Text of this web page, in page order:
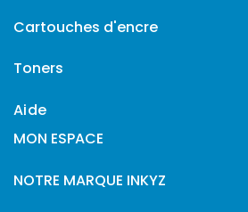
Cartouches d'encre
Toners
Aide
MON ESPACE
NOTRE MARQUE INKYZ